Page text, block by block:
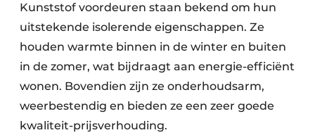
Kunststof voordeuren staan bekend om hun
uitstekende isolerende eigenschappen. Ze
houden warmte binnen in de winter en buiten
in de zomer, wat bijdraagt aan energie-efficiënt
wonen. Bovendien zijn ze onderhoudsarm,
weerbestendig en bieden ze een zeer goede
kwaliteit-prijsverhouding.